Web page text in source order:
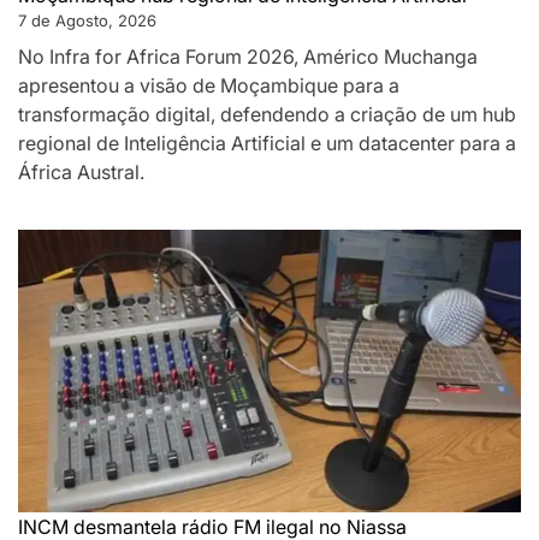
7 de Agosto, 2026
No Infra for Africa Forum 2026, Américo Muchanga
apresentou a visão de Moçambique para a
transformação digital, defendendo a criação de um hub
regional de Inteligência Artificial e um datacenter para a
África Austral.
INCM desmantela rádio FM ilegal no Niassa